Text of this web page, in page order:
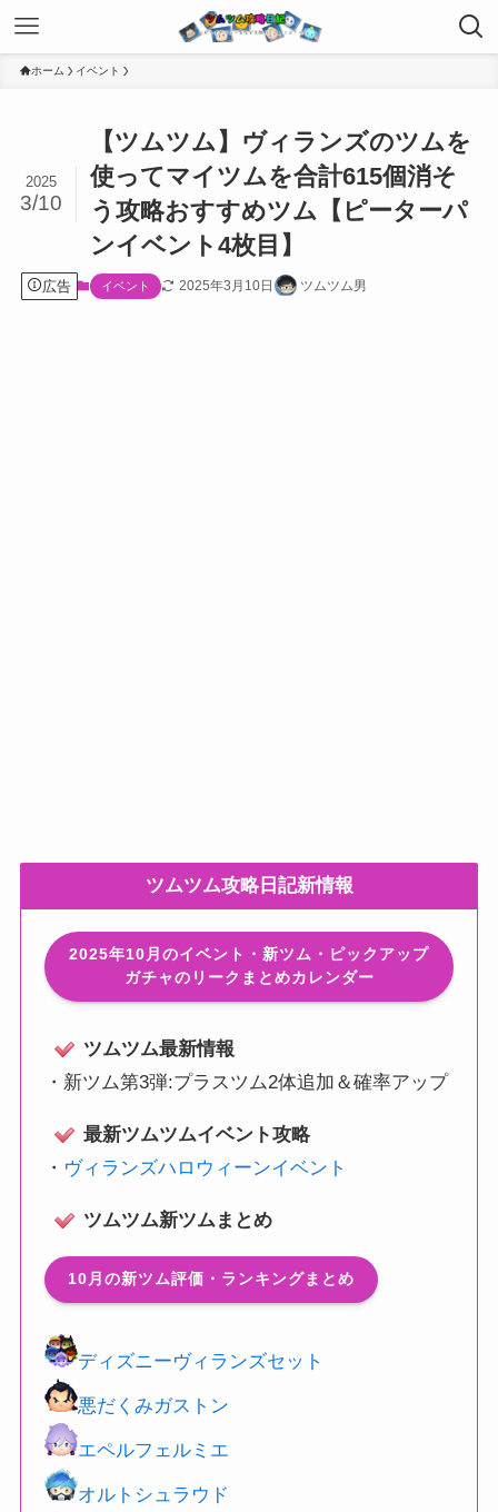
ホーム イベント
【ツムツム】ヴィランズのツムを
使ってマイツムを合計615個消そ
う攻略おすすめツム【ピーターパ
ンイベント4枚目】
2025
3/10
広告 イベント 2025年3月10日 ツムツム男
ツムツム攻略日記新情報
2025年10月のイベント・新ツム・ピックアップ
ガチャのリークまとめカレンダー
ツムツム最新情報
・ 新ツム第3弾:プラスツム2体追加＆確率アップ
最新ツムツムイベント攻略
・ ヴィランズハロウィーンイベント
ツムツム新ツムまとめ
10月の新ツム評価・ランキングまとめ
ディズニーヴィランズセット
悪だくみガストン
エペルフェルミエ
オルトシュラウド